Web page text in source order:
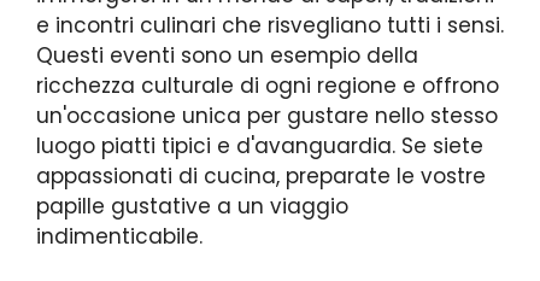
e incontri culinari che risvegliano tutti i sensi.
Questi eventi sono un esempio della
ricchezza culturale di ogni regione e offrono
un'occasione unica per gustare nello stesso
luogo piatti tipici e d'avanguardia. Se siete
appassionati di cucina, preparate le vostre
papille gustative a un viaggio
indimenticabile.